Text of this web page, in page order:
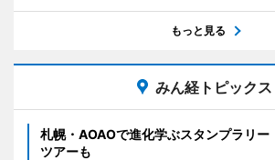
もっと見る
みん経トピックス
札幌・AOAOで進化学ぶスタンプラリ
ツアーも